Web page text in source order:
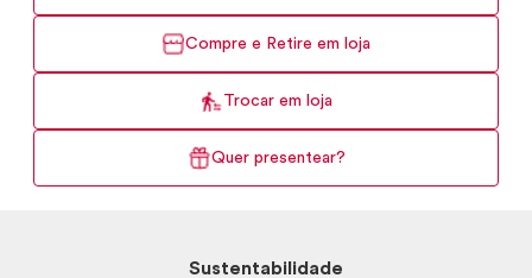
Compre e Retire em loja
Trocar em loja
Quer presentear?
Sustentabilidade